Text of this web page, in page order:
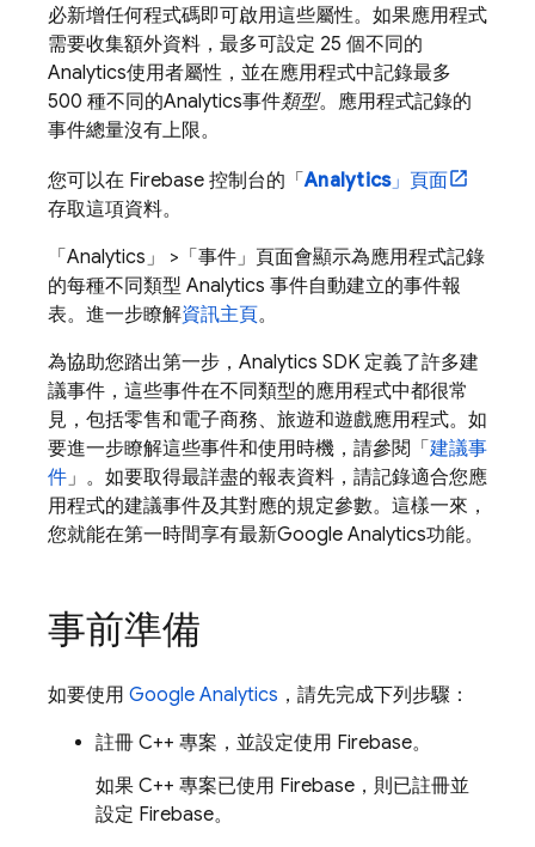
必新增任何程式碼即可啟用這些屬性。如果應用程式
需要收集額外資料，最多可設定 25 個不同的
Analytics使用者屬性，並在應用程式中記錄最多
500 種不同的Analytics事件類型。應用程式記錄的
事件總量沒有上限。
您可以在 Firebase 控制台的「Analytics」頁面
存取這項資料。
「Analytics」
>「事件」 頁面會顯示為應用程式記錄
的每種不同類型 Analytics 事件自動建立的事件報
表。進一步瞭解資訊主頁。
為協助您踏出第一步， Analytics SDK 定義了許多建
議事件，這些事件在不同類型的應用程式中都很常
見，包括零售和電子商務、旅遊和遊戲應用程式。如
要進一步瞭解這些事件和使用時機，請參閱「 建議事
件」。如要取得最詳盡的報表資料，請記錄適合您應
用程式的建議事件及其對應的規定參數。這樣一來，
您就能在第一時間享有最新Google Analytics功能。
事前準備
如要使用 Google Analytics ，請先完成下列步驟：
註冊 C++ 專案，並設定使用 Firebase。
如果 C++ 專案已使用 Firebase，則已註冊並
設定 Firebase。